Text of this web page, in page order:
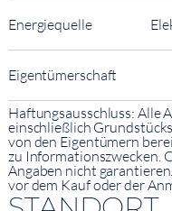
Energiequelle
Eigentümerschaft
Haftungsausschluss: Alle
einschließlich
von den Eigentümern
zu Informationszwecken.
Angaben nicht
vor dem Kauf oder der